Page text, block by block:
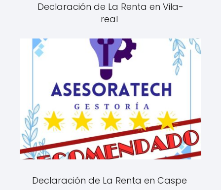
Declaración de La Renta en Vila-
real
Declaración de La Renta en Caspe